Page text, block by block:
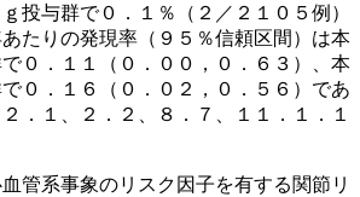
投与群で０．１％（２／２１０５例）
たりの発現率（９５％信頼区間）は本
０．１１（０．００，０．６３）、本
０．１６（０．０２，０．５６）であ
．１、２．２、８．７、１１．１．１
管系事象のリスク因子を有する関節リ